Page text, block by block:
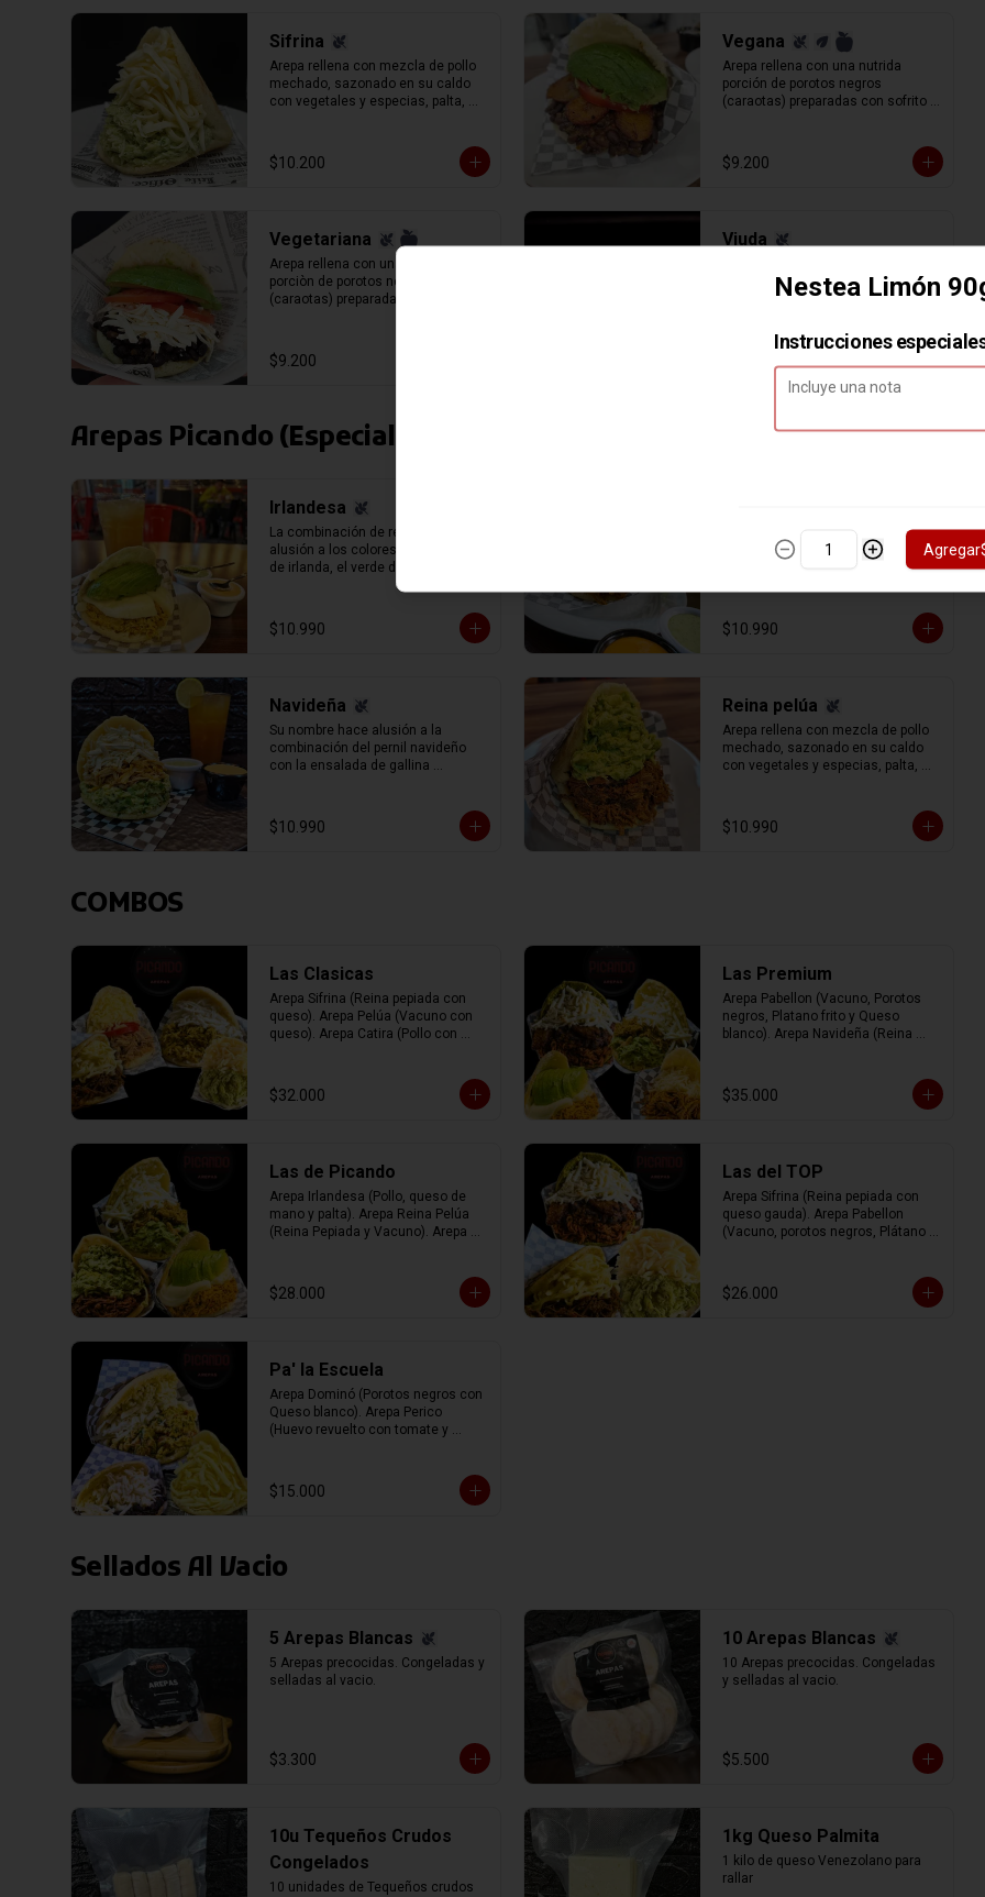
Sifrina
Arepa rellena con mezcla de pollo
mechado, sazonado en su caldo
con vegetales y especias, palta,
pepiada) y queso gauda rallado.
$10.200
Vegana
Arepa rellena con una nutrida
porción de porotos negros
(caraotas) preparadas con sofrito
rodajas.
$9.200
Vegetariana
Arepa rellena con una nutrida
porciòn de porotos negros
(caraotas) preparadas con sofrito
rodajas.
$9.200
Viuda
Arepas Picando (Especiales)
Irlandesa
La combinación de rellenos hace
alusión a los colores de la bandera
de irlanda, el verde de la palta
(aguacate) el blanco del queso de
mechado (pechuga de pollo
sazonado en su caldo y mechado,
$10.990
Este fabuloso relleno es idea de
nuestro apreciado comensal josé,
es la combinación del pollo de la
rallado.
$10.990
Navideña
Su nombre hace alusión a la
combinación del pernil navideño
con la ensalada de gallina
llanero.
$10.990
Reina pelúa
Arepa rellena con mezcla de pollo
mechado, sazonado en su caldo
con vegetales y especias, palta,
vacuno (res) mechada (separada
en hebras) con el delicioso sofrito
$10.990
COMBOS
Las Clasicas
Arepa Sifrina (Reina pepiada con
queso). Arepa Pelúa (Vacuno con
queso). Arepa Catira (Pollo con
$32.000
Las Premium
Arepa Pabellon (Vacuno, Porotos
negros, Platano frito y Queso
blanco). Arepa Navideña (Reina
mano y Palta). Arepa Josefa (Mix
de vacuno, pollo y cerdo con queso
$35.000
Las de Picando
Arepa Irlandesa (Pollo, queso de
mano y palta). Arepa Reina Pelúa
(Reina Pepiada y Vacuno). Arepa
$28.000
Las del TOP
Arepa Sifrina (Reina pepiada con
queso gauda). Arepa Pabellon
(Vacuno, porotos negros, Plátano
$26.000
Pa' la Escuela
Arepa Dominó (Porotos negros con
Queso blanco). Arepa Perico
(Huevo revuelto con tomate y
Gauda).
$15.000
Sellados Al Vacio
5 Arepas Blancas
5 Arepas precocidas. Congeladas y
selladas al vacio.
$3.300
10 Arepas Blancas
10 Arepas precocidas. Congeladas
y selladas al vacio.
$5.500
10u Tequeños Crudos
Congelados
10 unidades de Tequeños crudos
1kg Queso Palmita
1 kilo de queso Venezolano para
rallar
Nestea Limón
Instrucciones
Agregar